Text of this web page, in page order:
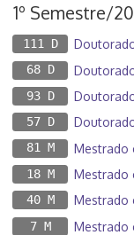
1º Semestre/
111 D
68 D
93 D
57 D
81 M Mestrado
18 M Mestrado
40 M Mestrado
7 M Mestrado